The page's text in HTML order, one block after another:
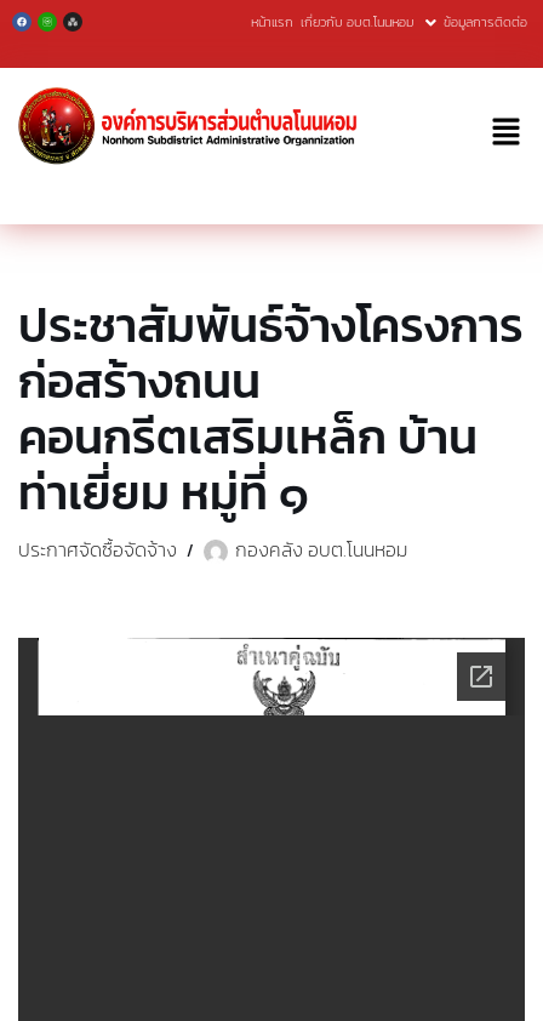
Skip
to
content
หน้าแรก เกี่ยวกับ อบต.โนนหอม ข้อมูลการติดต่อ
ประชาสัมพันธ์จ้างโครงการ
ก่อสร้างถนน
คอนกรีตเสริมเหล็ก บ้าน
ท่าเยี่ยม หมู่ที่ ๑
ประกาศจัดซื้อจัดจ้าง กองคลัง อบต.โนนหอม